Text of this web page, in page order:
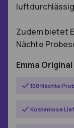
Zudem bietet
Nächte
Emma
100 Nächte
Kostenlose